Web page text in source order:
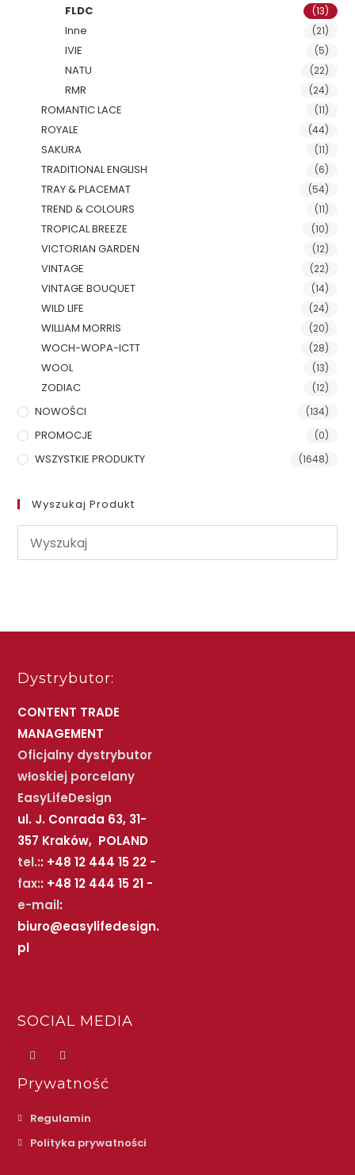
FLDC (13)
Inne (21)
IVIE (5)
NATU (22)
RMR (24)
ROMANTIC LACE (11)
ROYALE (44)
SAKURA (11)
TRADITIONAL ENGLISH (6)
TRAY & PLACEMAT (54)
TREND & COLOURS (11)
TROPICAL BREEZE (10)
VICTORIAN GARDEN (12)
VINTAGE (22)
VINTAGE BOUQUET (14)
WILD LIFE (24)
WILLIAM MORRIS (20)
WOCH-WOPA-ICTT (28)
WOOL (13)
ZODIAC (12)
NOWOŚCI (134)
PROMOCJE (0)
WSZYSTKIE PRODUKTY (1648)
Wyszukaj Produkt
Dystrybutor:
CONTENT TRADE
MANAGEMENT
Oficjalny dystrybutor
włoskiej porcelany
EasyLifeDesign
ul. J. Conrada 63, 31-
357 Kraków, POLAND
tel.:: +48 12 444 15 22 -
fax:: +48 12 444 15 21 -
e-mail:
biuro@easylifedesign.
pl
SOCIAL MEDIA
Prywatność
Regulamin
Polityka prywatności